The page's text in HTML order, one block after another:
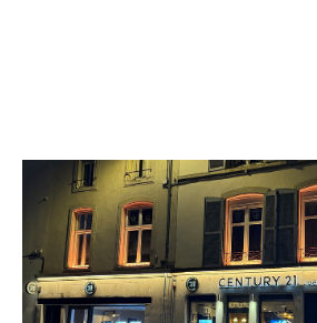
CENTURY 21 Joël
76 rue
NANCY -